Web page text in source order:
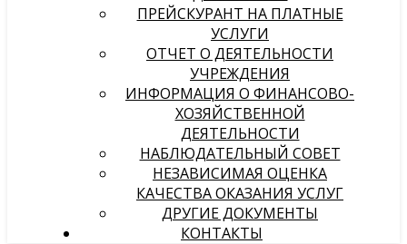
ПРЕЙСКУРАНТ НА ПЛАТНЫЕ
УСЛУГИ
ОТЧЕТ О ДЕЯТЕЛЬНОСТИ
УЧРЕЖДЕНИЯ
ИНФОРМАЦИЯ О ФИНАНСОВО-
ХОЗЯЙСТВЕННОЙ
ДЕЯТЕЛЬНОСТИ
НАБЛЮДАТЕЛЬНЫЙ СОВЕТ
НЕЗАВИСИМАЯ ОЦЕНКА
КАЧЕСТВА ОКАЗАНИЯ УСЛУГ
ДРУГИЕ ДОКУМЕНТЫ
КОНТАКТЫ